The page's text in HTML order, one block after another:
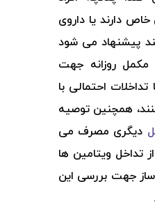
دارند یا داروی
پیشنهاد می شود
روزانه جهت
احتمالی با
همچنین توصیه
دیگری مصرف می
تداخل ویتامین ها
جهت بررسی این